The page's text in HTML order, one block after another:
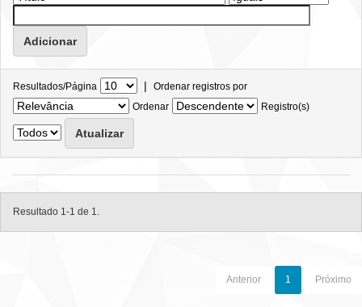
Resultados/Página | Ordenar registros por
Ordenar
Registro(s)
Resultado 1-1 de 1.
Anterior 1 Próximo